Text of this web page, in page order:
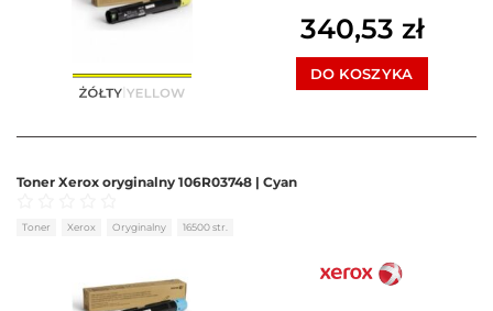
340,53 zł
DO KOSZYKA
Toner Xerox oryginalny 106R03748 | Cyan
Oceniono
Toner Xerox Oryginalny 16500 str.